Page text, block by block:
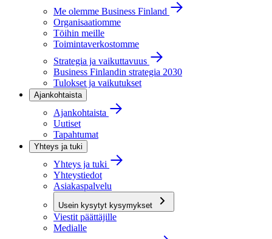
Me olemme Business Finland
Organisaatiomme
Töihin meille
Toimintaverkostomme
Strategia ja vaikuttavuus
Business Finlandin strategia 2030
Tulokset ja vaikutukset
Ajankohtaista
Ajankohtaista
Uutiset
Tapahtumat
Yhteys ja tuki
Yhteys ja tuki
Yhteystiedot
Asiakaspalvelu
Usein kysytyt kysymykset
Viestit päättäjille
Medialle